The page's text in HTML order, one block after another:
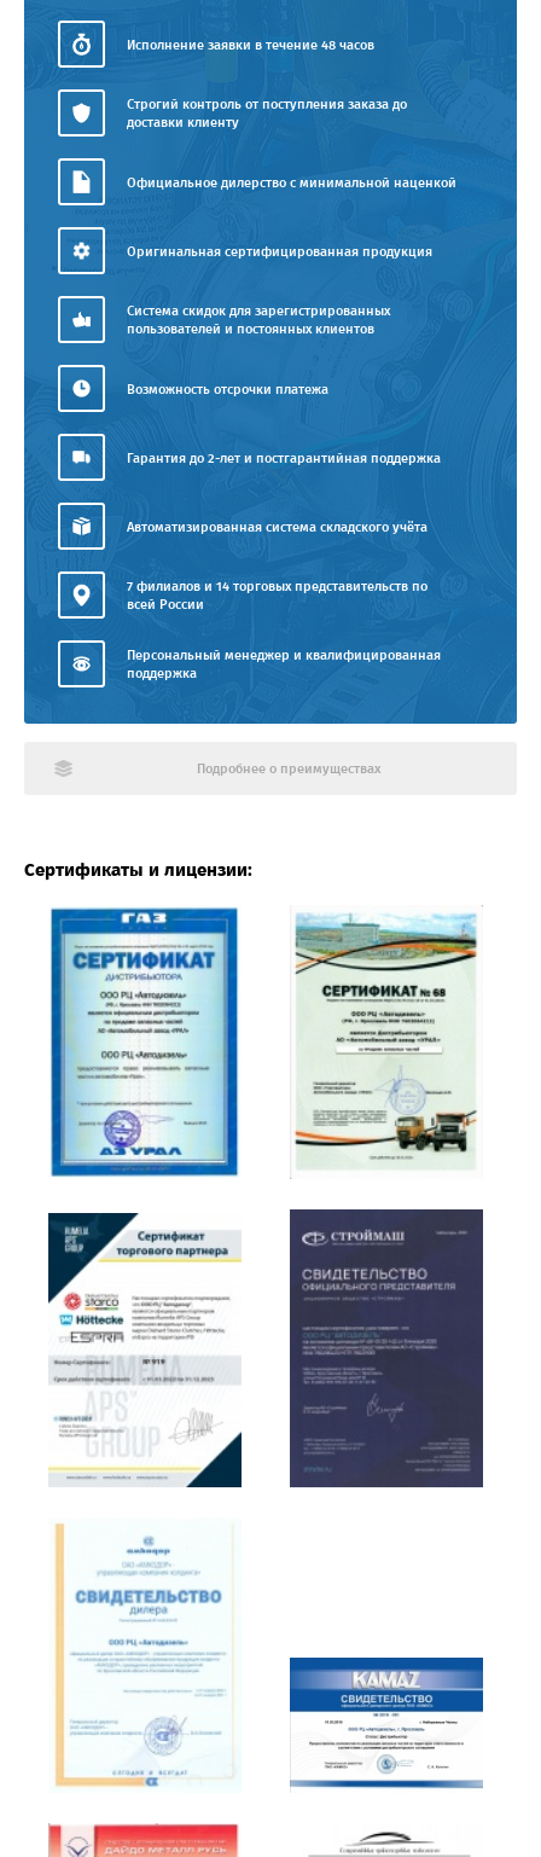
Исполнение заявки в течение 48 часов
Строгий контроль от поступления заказа до
доставки клиенту
Официальное дилерство с минимальной наценкой
Оригинальная сертифицированная продукция
Система скидок для зарегистрированных
пользователей и постоянных клиентов
Возможность отсрочки платежа
Гарантия до 2-лет и постгарантийная поддержка
Автоматизированная система складского учёта
7 филиалов и 14 торговых представительств по
всей России
Персональный менеджер и квалифицированная
поддержка
Подробнее о преимуществах
Сертификаты и лицензии: